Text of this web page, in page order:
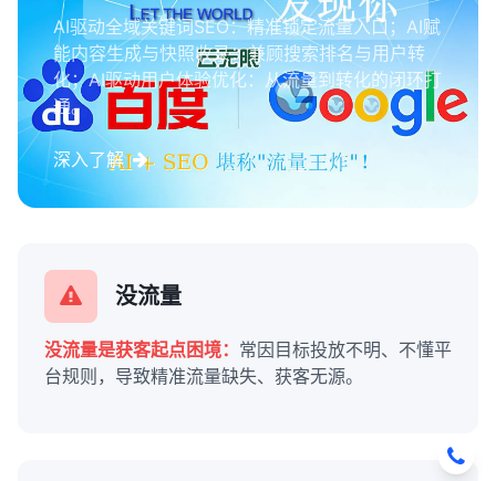
AI驱动全域关键词SEO：精准锁定流量入口；AI赋
能内容生成与快照收录：兼顾搜索排名与用户转
化；AI驱动用户体验优化：从流量到转化的闭环打
通。
深入了解
没流量
没流量是获客起点困境： 常因目标投放不明、不懂平
台规则，导致精准流量缺失、获客无源。